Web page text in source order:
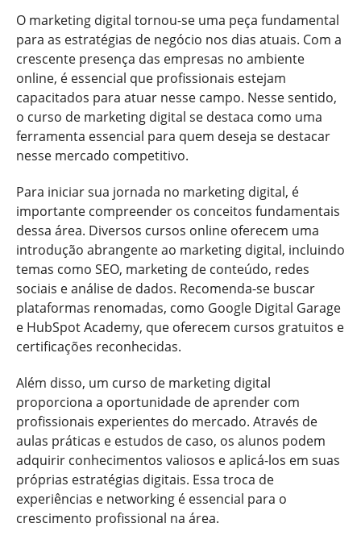
O marketing digital tornou-se uma peça fundamental
para as estratégias de negócio nos dias atuais. Com a
crescente presença das empresas no ambiente
online, é essencial que profissionais estejam
capacitados para atuar nesse campo. Nesse sentido,
o curso de marketing digital se destaca como uma
ferramenta essencial para quem deseja se destacar
nesse mercado competitivo.
Para iniciar sua jornada no marketing digital, é
importante compreender os conceitos fundamentais
dessa área. Diversos cursos online oferecem uma
introdução abrangente ao marketing digital, incluindo
temas como SEO, marketing de conteúdo, redes
sociais e análise de dados. Recomenda-se buscar
plataformas renomadas, como Google Digital Garage
e HubSpot Academy, que oferecem cursos gratuitos e
certificações reconhecidas.
Além disso, um curso de marketing digital
proporciona a oportunidade de aprender com
profissionais experientes do mercado. Através de
aulas práticas e estudos de caso, os alunos podem
adquirir conhecimentos valiosos e aplicá-los em suas
próprias estratégias digitais. Essa troca de
experiências e networking é essencial para o
crescimento profissional na área.